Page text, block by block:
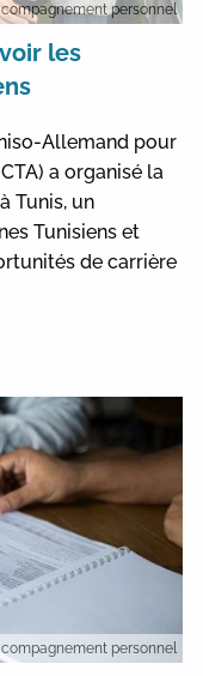
personnel
les
Allemand pour
a organisé la
Tunis, un
Tunisiens et
de carrière
personnel